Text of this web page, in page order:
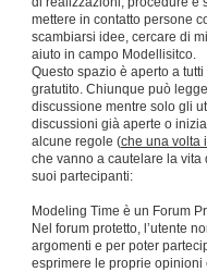
mettere in contatto persone
scambiarsi idee, cercare di
aiuto in campo Modellisitco.
Questo spazio è aperto a
gratutito. Chiunque può
discussione mentre solo gli
discussioni già aperte o
alcune regole (che una volta
che vanno a cautelare la
suoi partecipanti:
Modeling Time è un Forum
Nel forum protetto, l’utente
argomenti e per poter
esprimere le proprie opinioni